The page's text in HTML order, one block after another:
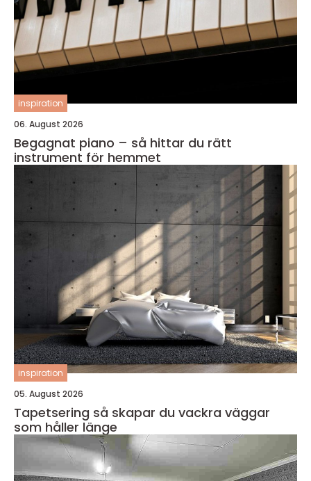
inspiration
06. August 2026
Begagnat piano – så hittar du rätt
instrument för hemmet
inspiration
05. August 2026
Tapetsering så skapar du vackra väggar
som håller länge